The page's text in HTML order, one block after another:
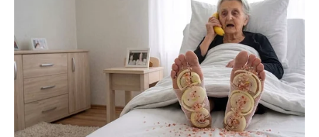
Membawa Barang Belanjaan